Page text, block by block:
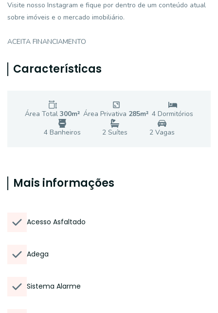
Visite nosso Instagram e fique por dentro de um conteúdo atual
sobre imóveis e o mercado imobiliário.
ACEITA FINANCIAMENTO
Características
Área Total 300m² Área Privativa 285m² 4 Dormitórios
4Banheiros 2 Suítes 2Vagas
Mais informações
Acesso Asfaltado
Adega
Sistema Alarme